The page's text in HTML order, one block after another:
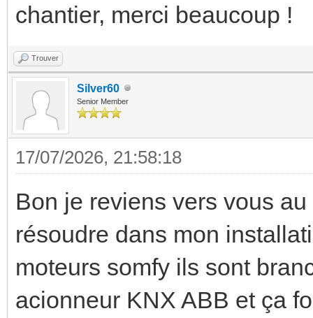
chantier, merci beaucoup !
Trouver
Silver60
Senior Member
17/07/2026, 21:58:18
Bon je reviens vers vous
résoudre dans mon
moteurs somfy ils sont
acionneur KNX ABB et ça